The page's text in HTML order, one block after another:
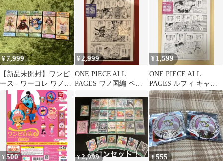
¥7,999
【新品未開封】ワンピ
ース - ワーコレ ワノ国
編 - 5種セット
¥2,999
ONE PIECE ALL
PAGES ワノ国編 ペロ
¥ 1,599
ONE PIECE ALL
PAGES ルフィ キャロ
ット
¥500 ¥2,999 ¥555